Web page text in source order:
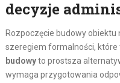
decyzje
Rozpoczęcie budowy obiektu
szeregiem formalności,
budowyto prostsza
wymaga przygotowania